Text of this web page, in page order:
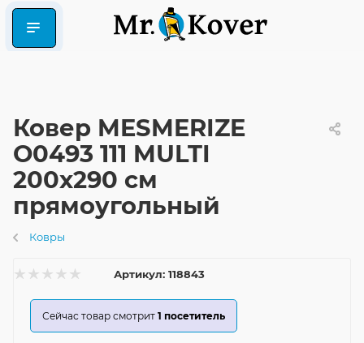
Ковер MESMERIZE
O0493 111 MULTI
200x290 см
прямоугольный
Ковры
Артикул: 118843
Сейчас товар смотрит 1 посетитель